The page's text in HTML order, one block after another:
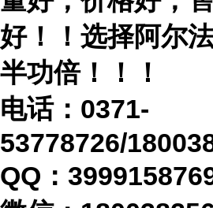
好！！选择阿尔
半功倍！！！
电话： 0371-
53778726/
QQ：